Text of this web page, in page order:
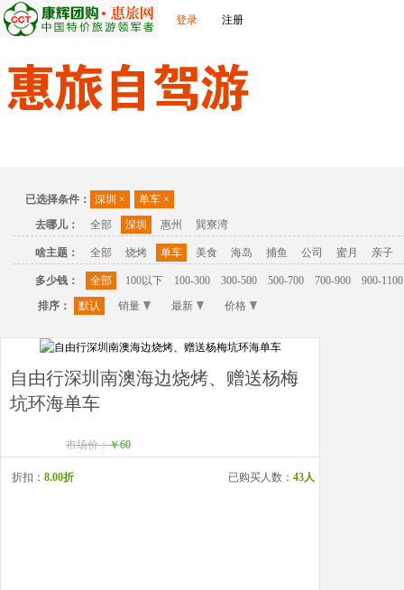
登录 注册
已选择条件： 深圳 × 单车 ×
去哪儿：
全部 深圳 惠州 巽寮湾
啥主题： 全部 烧烤 单车 美食 海岛 捕鱼 公司 蜜月 亲子
多少钱： 全部 100以下 100-300 300-500 500-700 700-900
900-1100
排序：
默认 销量 最新 价格
自由行深圳南澳海边烧烤、赠送杨梅
坑环海单车
市场价：￥60
折扣： 8.00折 已购买人数： 43人